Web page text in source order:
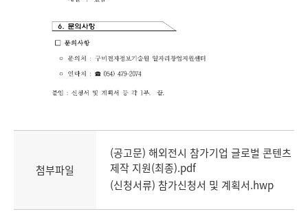
첨부파일
(공고문) 해외전시 참가기업 글로벌 콘텐츠
제작 지원(최종).pdf
(신청서류) 참가신청서 및 계획서.hwp